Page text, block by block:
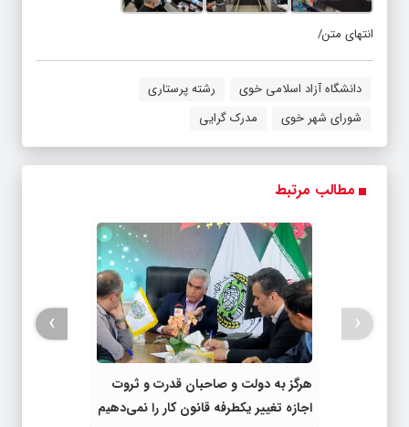
انتهای متن/
دانشگاه آزاد اسلامی خوی
رشته پرستاری
شورای شهر خوی
مدرک گرایی
مطالب مرتبط
هرگز به دولت و صاحبان قدرت و ثروت
اجازه تغییر یکطرفه قانون کار را نمی‌دهیم
‹
›